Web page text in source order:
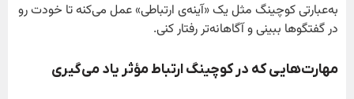
به‌عبارتی کوچینگ مثل یک «آینه‌ی ارتباطی» عمل می‌کنه تا خودت رو
در گفتگوها ببینی و آگاهانه‌تر رفتار کنی.
مهارت‌هایی که در کوچینگ ارتباط مؤثر یاد می‌گیری